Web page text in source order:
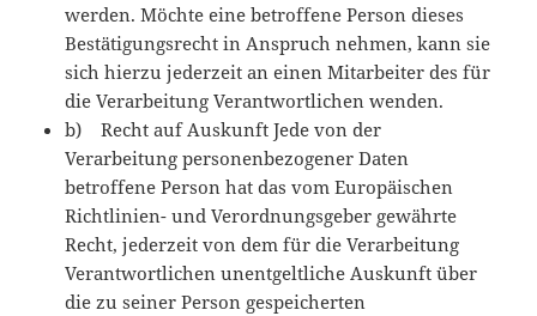
werden. Möchte eine betroffene Person dieses
Bestätigungsrecht in Anspruch nehmen, kann sie
sich hierzu jederzeit an einen Mitarbeiter des für
die Verarbeitung Verantwortlichen wenden.
b) Recht auf Auskunft Jede von der
Verarbeitung personenbezogener Daten
betroffene Person hat das vom Europäischen
Richtlinien- und Verordnungsgeber gewährte
Recht, jederzeit von dem für die Verarbeitung
Verantwortlichen unentgeltliche Auskunft über
die zu seiner Person gespeicherten